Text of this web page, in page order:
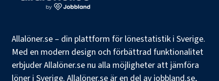
Allalöner.se – din plattform för lönestatistik i Sverige.
Med en modern design och förbättrad funktionalitet
erbjuder Allalöner.se nu alla möjligheter att jämföra
löner i Sverige. Allalöner.se är en del av jobbland.se,